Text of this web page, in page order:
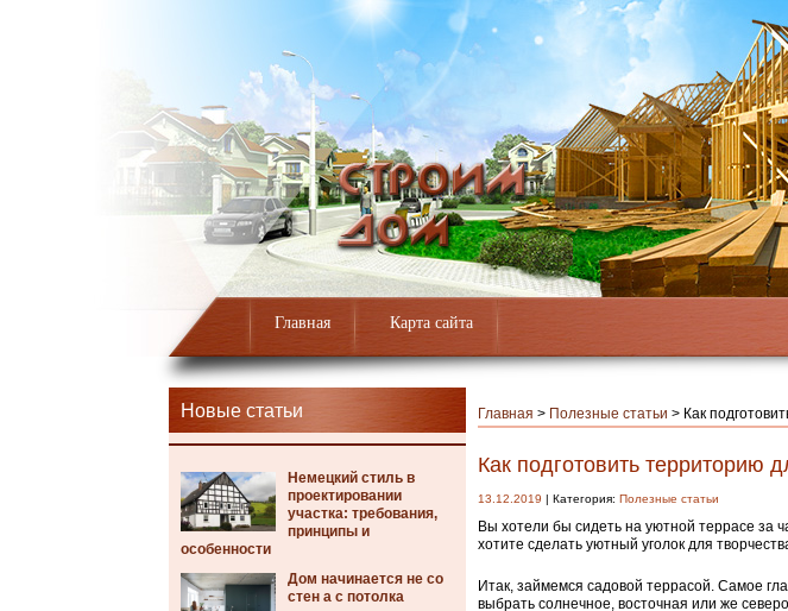
Главная Карта сайта
Новые статьи
Немецкий стиль в
проектировании
участка: требования,
принципы и
особенности
Дом начинается не со
стен а с потолка
Главная > Полезные статьи > Как
Как подготовить территорию
13.12.2019 | Категория: Полезные статьи
Вы хотели бы сидеть на уютной террасе за
хотите сделать уютный уголок для
Итак, займемся садовой террасой. Самое
выбрать солнечное, восточная или же